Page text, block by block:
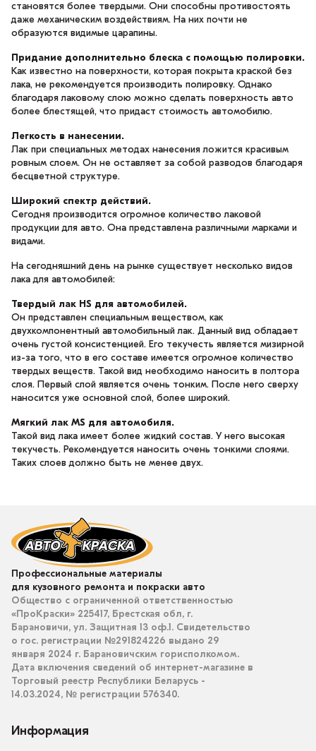
становятся более твердыми. Они способны противостоять
даже механическим воздействиям. На них почти не
образуются видимые царапины.
Придание дополнительно блеска с помощью полировки.
Как известно на поверхности, которая покрыта краской без
лака, не рекомендуется производить полировку. Однако
благодаря лаковому слою можно сделать поверхность авто
более блестящей, что придаст стоимость автомобилю.
Легкость в нанесении.
Лак при специальных методах нанесения ложится красивым
ровным слоем. Он не оставляет за собой разводов благодаря
бесцветной структуре.
Широкий спектр действий.
Сегодня производится огромное количество лаковой
продукции для авто. Она представлена различными марками и
видами.
На сегодняшний день на рынке существует несколько видов
лака для автомобилей:
Твердый лак HS для автомобилей.
Он представлен специальным веществом, как
двухкомпонентный автомобильный лак. Данный вид обладает
очень густой консистенцией. Его текучесть является мизирной
из-за того, что в его составе имеется огромное количество
твердых веществ. Такой вид необходимо наносить в полтора
слоя. Первый слой является очень тонким. После него сверху
наносится уже основной слой, более широкий.
Мягкий лак MS для автомобиля.
Такой вид лака имеет более жидкий состав. У него высокая
текучесть. Рекомендуется наносить очень тонкими слоями.
Таких слоев должно быть не менее двух.
Профессиональные материалы
для кузовного ремонта и покраски авто
Общество с ограниченной ответственностью
«ПроКраски» 225417, Брестская обл, г.
Барановичи, ул. Защитная 13 оф.1. Свидетельство
о гос. регистрации №291824226 выдано 29
января 2024 г. Барановичским горисполкомом.
Дата включения сведений об интернет-магазине в
Торговый реестр Республики Беларусь -
14.03.2024, № регистрации 576340.
Информация